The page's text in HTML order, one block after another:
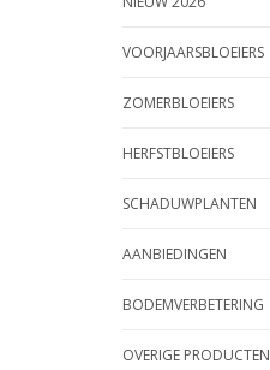
VOORJAARSBLOEIERS
ZOMERBLOEIERS
HERFSTBLOEIERS
SCHADUWPLANTEN
AANBIEDINGEN
BODEMVERBETERING
OVERIGE PRODUCTEN